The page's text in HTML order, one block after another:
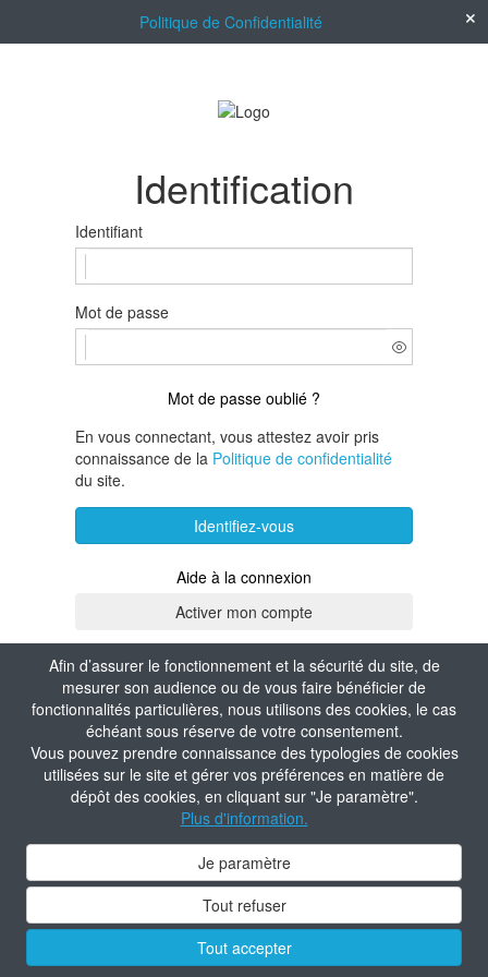
Afin d’assurer le fonctionnement et la sécurité du site, de
mesurer son audience ou de vous faire bénéficier de
fonctionnalités particulières, nous utilisons des cookies, le cas
échéant sous réserve de votre consentement.
Vous pouvez prendre connaissance des typologies de cookies
utilisées sur le site et gérer vos préférences en matière de
dépôt des cookies, en cliquant sur "Je paramètre".
Plus d'information.
Je paramètre
Tout refuser
Tout accepter
Politique de Confidentialité
Identification
Identifiant
Mot de passe
Mot de passe oublié ?
En vous connectant, vous attestez avoir pris
connaissance de la Politique de confidentialité
du site.
Identifiez-vous
Aide à la connexion